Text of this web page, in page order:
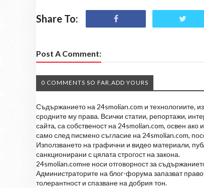
Share To:
Post A Comment:
0 COMMENTS SO FAR,ADD YOURS
Съдържанието на 24smolian.com и технологиите,
сродните му права. Всички статии, репортажи,
сайта, са собственост на 24smolian.com, освен
само след писмено съгласие на 24smolian.com,
Използването на графични и видео материали,
санкционирани с цялата строгост на закона.
24smolian.comне носи отговорност за
Администраторите на блог-форума запазват
толерантност и спазване на добрия тон.